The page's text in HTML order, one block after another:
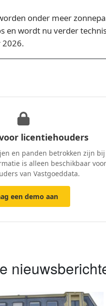
onder meer
en wordt nu verder
2026.
licentiehouders
en panden betrokken zijn
is alleen beschikbaar voor
van Vastgoeddata.
een demo aan